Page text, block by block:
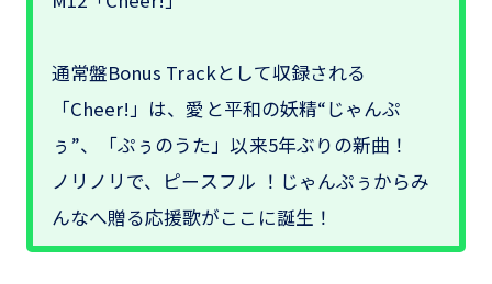
通常盤Bonus Trackとして収録される
「Cheer!」は、愛と平和の妖精“じゃんぷ
ぅ”、「ぷぅのうた」以来5年ぶりの新曲！
ノリノリで、ピースフル ！じゃんぷぅからみ
んなへ贈る応援歌がここに誕生！